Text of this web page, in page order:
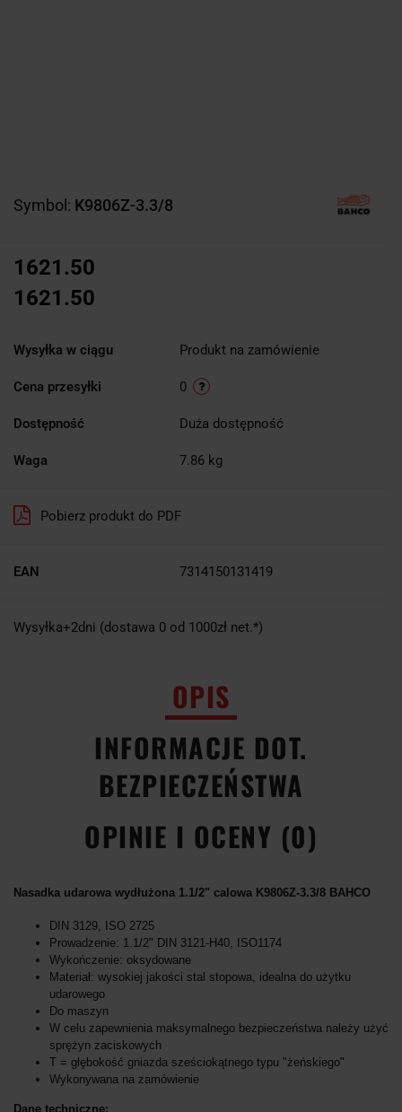
Symbol: K9806Z-3.3/8
1621.50
1621.50
Wysyłka w ciągu Produkt na zamówienie
Cena przesyłki 0
Dostępność Duża dostępność
Waga 7.86 kg
Pobierz produkt do PDF
EAN 7314150131419
Wysyłka+2dni (dostawa 0 od 1000zł net.*)
OPIS
INFORMACJE DOT.
BEZPIECZEŃSTWA
OPINIE I OCENY (0)
Nasadka udarowa wydłużona 1.1/2" calowa K9806Z-3.3/8 BAHCO
DIN 3129, ISO 2725
Prowadzenie: 1.1/2" DIN 3121-H40, ISO1174
Wykończenie: oksydowane
Materiał: wysokiej jakości stal stopowa, idealna do użytku
udarowego
Do maszyn
W celu zapewnienia maksymalnego bezpieczeństwa należy użyć
sprężyn zaciskowych
T = głębokość gniazda sześciokątnego typu "żeńskiego"
Wykonywana na zamówienie
Dane techniczne: